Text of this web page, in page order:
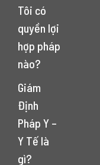
Tôi có
quyền lợi
hợp pháp
nào?
Giám
Định
Pháp Y –
Y Tế là
gì?